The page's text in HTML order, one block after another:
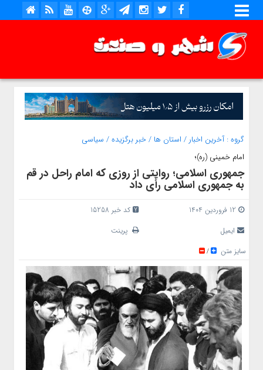
گروه :آخرین اخبار / استان ها /خبر برگزیده/ سیاسی
امام خمینی (ره)؛
جمهوری اسلامی؛ روایتی از روزی که امام راحل در قم
به جمهوری اسلامی رأی داد
12 فروردین 1404
کد خبر 15258
ایمیل
پرینت
سایز متن
/